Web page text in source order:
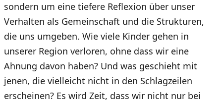
sondern um eine tiefere Reflexion über unser
Verhalten als Gemeinschaft und die Strukturen,
die uns umgeben. Wie viele Kinder gehen in
unserer Region verloren, ohne dass wir eine
Ahnung davon haben? Und was geschieht mit
jenen, die vielleicht nicht in den Schlagzeilen
erscheinen? Es wird Zeit, dass wir nicht nur bei